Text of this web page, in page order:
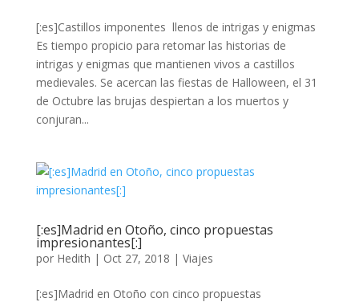
[:es]Castillos imponentes llenos de intrigas y enigmas
Es tiempo propicio para retomar las historias de
intrigas y enigmas que mantienen vivos a castillos
medievales. Se acercan las fiestas de Halloween, el 31
de Octubre las brujas despiertan a los muertos y
conjuran...
[:es]Madrid en Otoño, cinco propuestas
impresionantes[:]
por Hedith | Oct 27, 2018 | Viajes
[:es]Madrid en Otoño con cinco propuestas